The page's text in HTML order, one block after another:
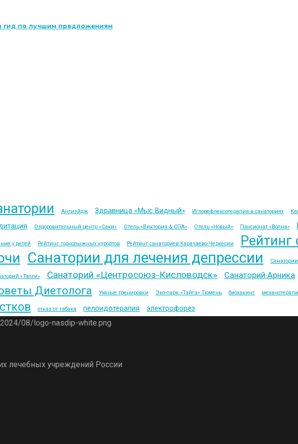
гид по лучшим предложениям
Антиэйдж Здравница «Мыс Видный» Иглорефлексотерапия в санаториях
Оздоровительный центр «Саки» Отель «Виктория & СПА» Отель «Новый» Пансионат «Волна»
у детей Рейтинг горнолыжных курортов Рейтинг санаториев Карачаево-Черкесии Рейтинг
Санатории для лечения депрессии
«Талги» Санаторий «Центросоюз-Кисловодск» Санаторий Арника
Диетолога Умные тренировки Эко-парк «Тайга» Тюмень биохакинг
отказ от табака пелоидотерапия электрофорез
лечебных учреждений России